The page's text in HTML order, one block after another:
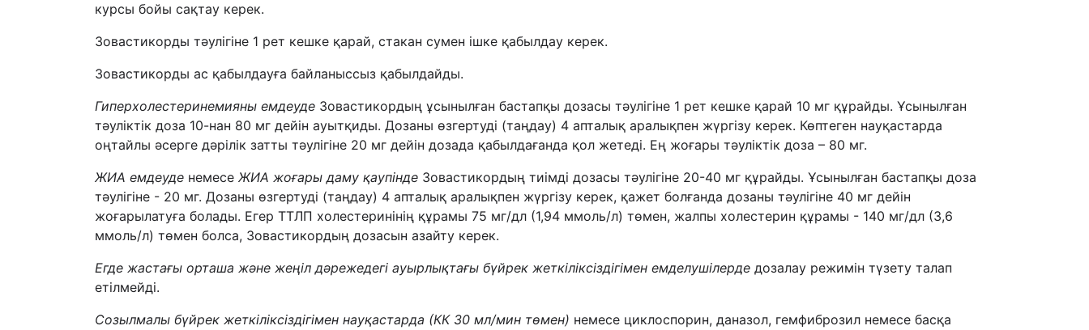
курсы бойы сақтау керек.
Зовастикорды тәулігіне 1 рет кешке қарай, стакан сумен ішке қабылдау керек.
Зовастикорды ас қабылдауға байланыссыз қабылдайды.
Гиперхолестеринемияны емдеуде Зовастикордың ұсынылған бастапқы дозасы тәулігіне 1 рет кешке қарай 10 мг құрайды. Ұсынылған
тәуліктік доза 10-нан 80 мг дейін ауытқиды. Дозаны өзгертуді (таңдау) 4 апталық аралықпен жүргізу керек. Көптеген науқастарда
оңтайлы әсерге дәрілік затты тәулігіне 20 мг дейін дозада қабылдағанда қол жетеді. Ең жоғары тәуліктік доза – 80 мг.
ЖИА емдеуде немесе ЖИА жоғары даму қаупінде Зовастикордың тиімді дозасы тәулігіне 20-40 мг құрайды. Ұсынылған бастапқы доза
тәулігіне - 20 мг. Дозаны өзгертуді (таңдау) 4 апталық аралықпен жүргізу керек, қажет болғанда дозаны тәулігіне 40 мг дейін
жоғарылатуға болады. Егер ТТЛП холестеринінің құрамы 75 мг/дл (1,94 ммоль/л) төмен, жалпы холестерин құрамы - 140 мг/дл (3,6
ммоль/л) төмен болса, Зовастикордың дозасын азайту керек.
Егде жастағы орташа және жеңіл дәрежедегі ауырлықтағы бүйрек жеткіліксіздігімен емделушілерде дозалау режимін түзету талап
етілмейді.
Созылмалы бүйрек жеткіліксіздігімен науқастарда (КК 30 мл/мин төмен) немесе циклоспорин, даназол, гемфиброзил немесе басқа